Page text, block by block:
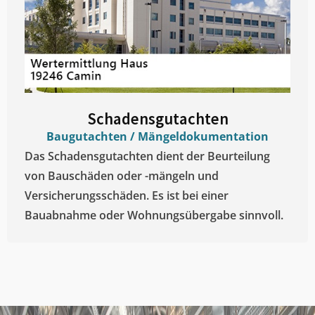
Schadensgutachten
Baugutachten / Mängeldokumentation
Das Schadensgutachten dient der Beurteilung
von Bauschäden oder -mängeln und
Versicherungsschäden. Es ist bei einer
Bauabnahme oder Wohnungsübergabe sinnvoll.